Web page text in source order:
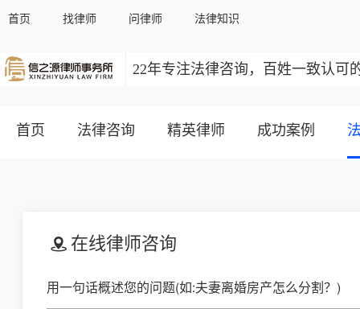
首页 找律师 问律师 法律知识
22年专注法律咨询，百姓一致认可
首页 法律咨询 精英律师 成功案例
在线律师咨询